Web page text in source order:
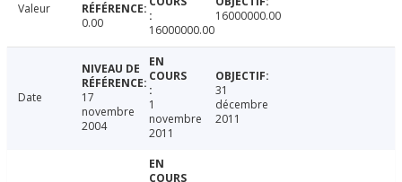
Valeur
0.00
16000000.00
16000000.00
Date
17
novembre
2004
1
novembre
2011
31
décembre
2011